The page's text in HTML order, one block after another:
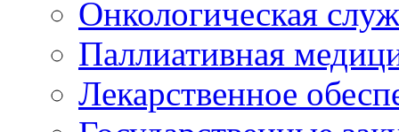
Онкологическая
Паллиативная
Лекарственное